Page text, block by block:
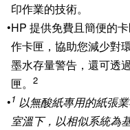
印作業的技術。
•HP 提供免費且簡便的
作卡匣，協助您減少對
墨水存量警告，還可透
匣。 2
•1 以無酸紙專用的紙張
室溫下，以相似系統為